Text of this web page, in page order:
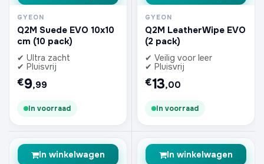
GYEON
Q2M Suede EVO 10x10
cm (10 pack)
✔ Ultra zacht
✔ Pluisvrij
€9,99
In voorraad
GYEON
Q2M LeatherWipe EVO
(2 pack)
✔ Veilig voor leer
✔ Pluisvrij
€13,00
In voorraad
In winkelwagen In winkelwagen